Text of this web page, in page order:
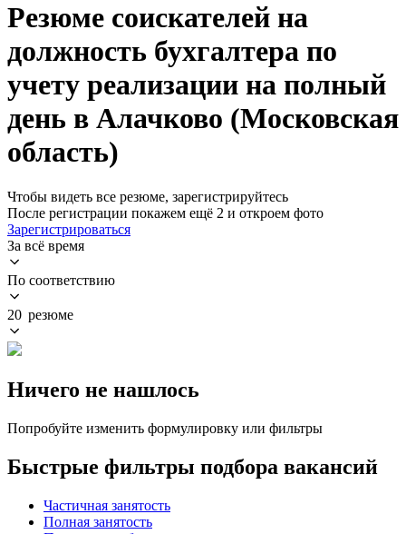
Резюме соискателей на
должность бухгалтера по
учету реализации на полный
день в Алачково (Московская
область)
Чтобы видеть все резюме, зарегистрируйтесь
После регистрации покажем ещё 2 и откроем фото
Зарегистрироваться
За всё время
По соответствию
20 резюме
Ничего не нашлось
Попробуйте изменить формулировку или фильтры
Быстрые фильтры подбора вакансий
Частичная занятость
Полная занятость